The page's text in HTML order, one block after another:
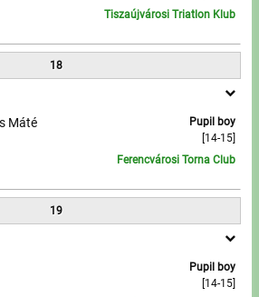
Tiszaújvárosi Triatlon Klub
18
Pupil boy
[14-15]
Máté
Ferencvárosi Torna Club
19
Pupil boy
[14-15]